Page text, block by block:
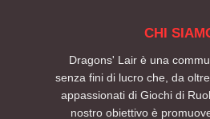
CHI
Dragons' Lair è una
senza fini di lucro che, da
appassionati di Giochi di
nostro obiettivo è